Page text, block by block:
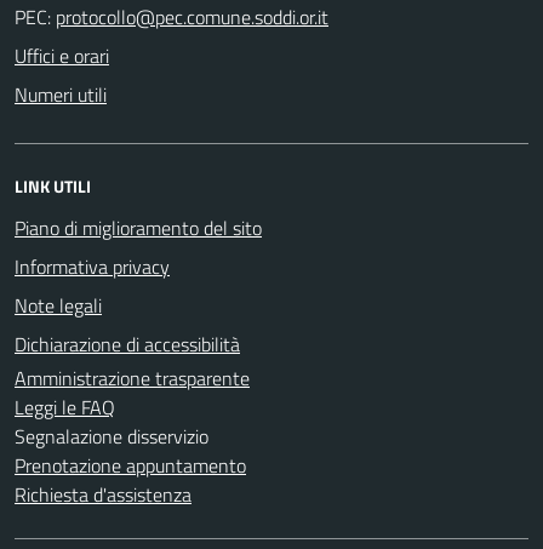
PEC:
Uffici e orari
Numeri utili
LINK UTILI
Piano di miglioramento del sito
Informativa privacy
Note legali
Dichiarazione di accessibilità
Amministrazione trasparente
Leggi le FAQ
Segnalazione disservizio
Prenotazione appuntamento
Richiesta d'assistenza